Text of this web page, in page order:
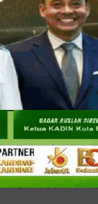
MURI Merendang
apabila mereka
sebagai orang
mencoba
pada